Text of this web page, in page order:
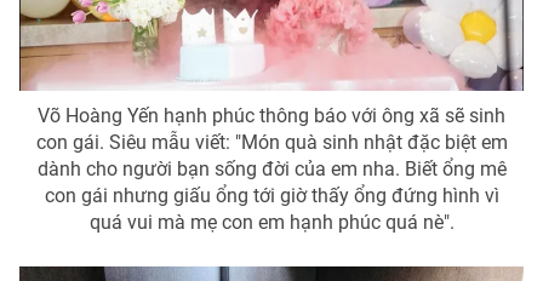
Hậu trường
Nhân vật
Khán giả
Giải sao mai
Điện ảnh
Âm nhạc
Sao
Đời sống
Du lịch
Làm đẹp
Chất lượng cuộc sống
Giáo dục
Tuyển sinh
Học trực tuyến
Công nghệ
Giao lưu trực tuyến
Võ Hoàng Yến hạnh phúc thông báo với ông xã sẽ sinh
con gái. Siêu mẫu viết: "Món quà sinh nhật đặc biệt em
dành cho người bạn sống đời của em nha. Biết ổng mê
con gái nhưng giấu ổng tới giờ thấy ổng đứng hình vì
quá vui mà mẹ con em hạnh phúc quá nè".